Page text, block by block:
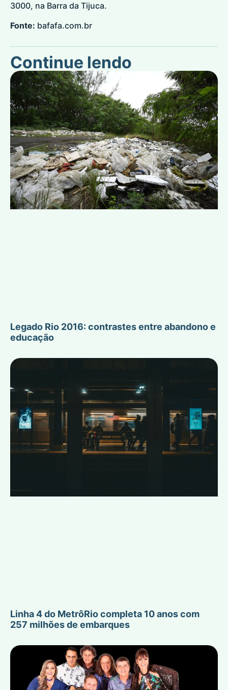
3000, na Barra da Tijuca.
Fonte: bafafa.com.br
Continue lendo
Legado Rio 2016: contrastes entre abandono e
educação
Linha 4 do MetrôRio completa 10 anos com
257 milhões de embarques